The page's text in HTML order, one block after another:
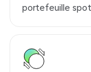
portefeuille